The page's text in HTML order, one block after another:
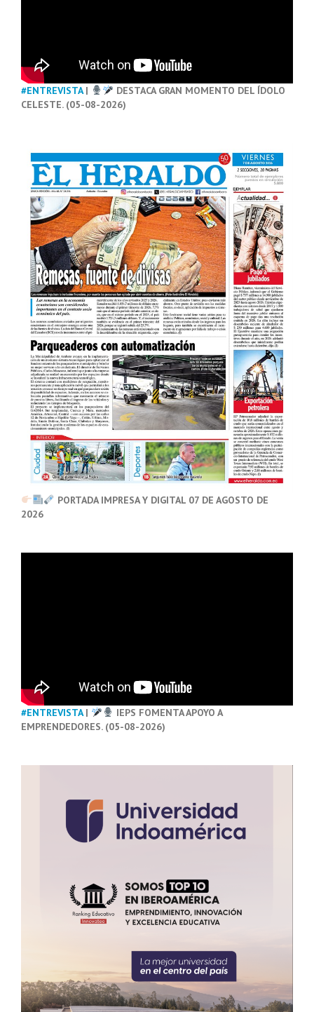
#ENTREVISTA|
DESTACA GRAN MOMENTO DEL ÍDOLO
CELESTE. (05-08-2026)
PORTADA IMPRESA Y DIGITAL 07 DE AGOSTO DE
2026
#ENTREVISTA|
IEPS FOMENTA APOYO A
EMPRENDEDORES. (05-08-2026)